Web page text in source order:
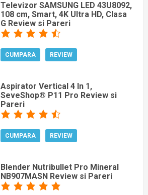
Televizor SAMSUNG LED 43U8092,
108 cm, Smart, 4K Ultra HD, Clasa
G Review si Pareri
CUMPARA REVIEW
Aspirator Vertical 4 In 1,
SeveShop® P11 Pro Review si
Pareri
CUMPARA REVIEW
Blender Nutribullet Pro Mineral
NB907MASN Review si Pareri